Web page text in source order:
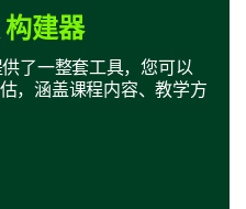
法的互动。
如何？
建器
了一整套工具，您可以
，涵盖课程内容、教学方